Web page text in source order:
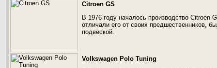
Citroen GS
В 1976 году началось производство Citroen
отличали его от своих предшественников,
подвеской.
Volkswagen Polo Tuning